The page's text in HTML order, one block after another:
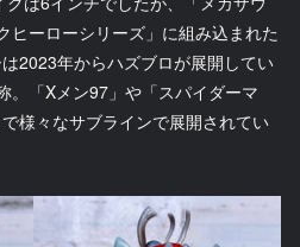
ヒーローシリーズ」に組み込まれた
2023年からハズブロが展開してい
。「Xメン97」や「スパイダーマ
様々なサブラインで展開されてい